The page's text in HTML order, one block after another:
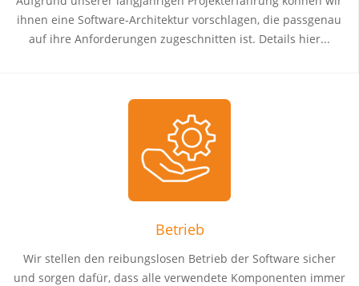
ihnen eine Software-Architektur vorschlagen, die passgenau
auf ihre Anforderungen zugeschnitten ist. Details hier...
Betrieb
Wir stellen den reibungslosen Betrieb der Software sicher
und sorgen dafür, dass alle verwendete Komponenten immer